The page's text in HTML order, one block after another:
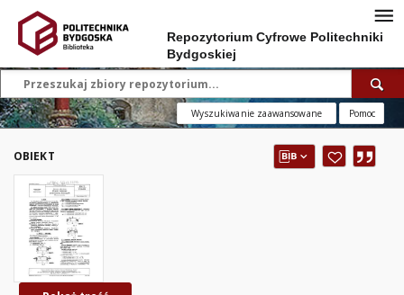
Repozytorium Cyfrowe Politechniki
Bydgoskiej
Wyszukiwanie zaawansowane Pomoc
OBIEKT